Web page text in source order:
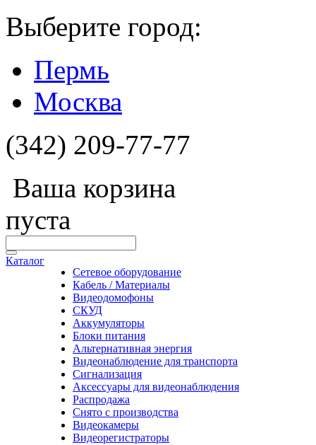
Выберите город:
Пермь
Москва
(342) 209-77-77
Ваша корзина
пуста
Каталог
Сетевое оборудование
Кабель / Материалы
Видеодомофоны
СКУД
Аккумуляторы
Блоки питания
Альтернативная энергия
Видеонаблюдение для транспорта
Сигнализация
Аксессуары для видеонаблюдения
Распродажа
Снято с производства
Видеокамеры
Видеорегистраторы